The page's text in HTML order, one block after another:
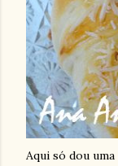
Aqui só dou uma